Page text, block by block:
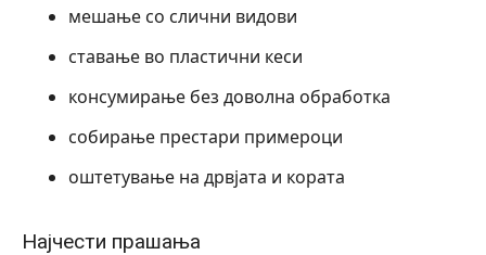
мешање со слични видови
ставање во пластични кеси
консумирање без доволна обработка
собирање престари примероци
оштетување на дрвјата и кората
Најчести прашања